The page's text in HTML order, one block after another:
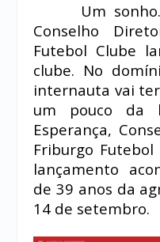
Um
Conselho
Futebol Clube
clube. No
internauta vai
um pouco da
Esperança,
Friburgo
lançamento
de 39 anos da
14 de setembro.